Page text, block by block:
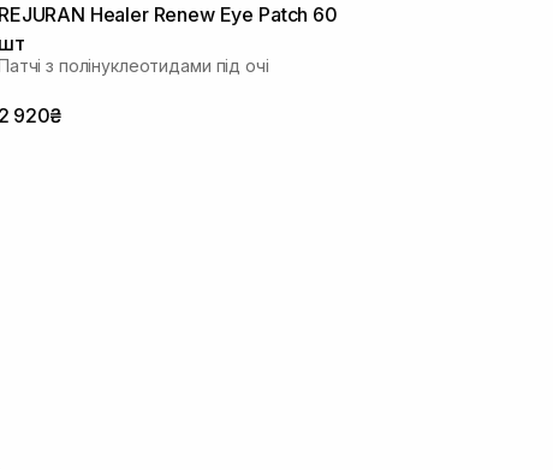
REJURAN Healer Renew Eye Patch 60
шт
з полінуклеотидами під очі
2 920₴